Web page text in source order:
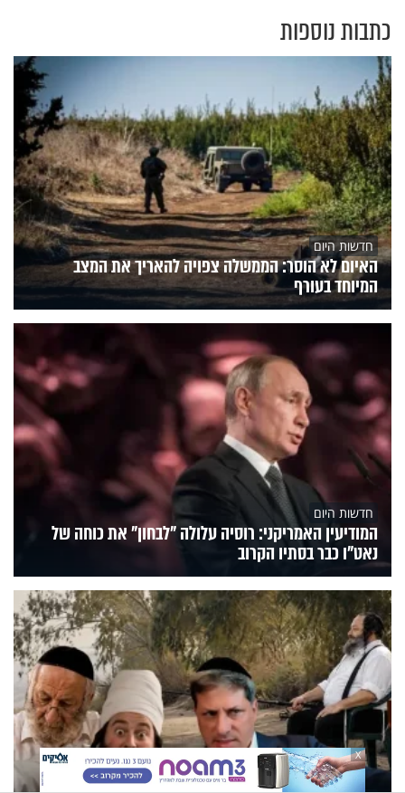
כתבות נוספות
חדשות היום
האיום לא הוסר: הממשלה צפויה להאריך את המצב
המיוחד בעורף
חדשות היום
המודיעין האמריקני: רוסיה עלולה "לבחון" את כוחה של
נאט"ו כבר בסתיו הקרוב
X